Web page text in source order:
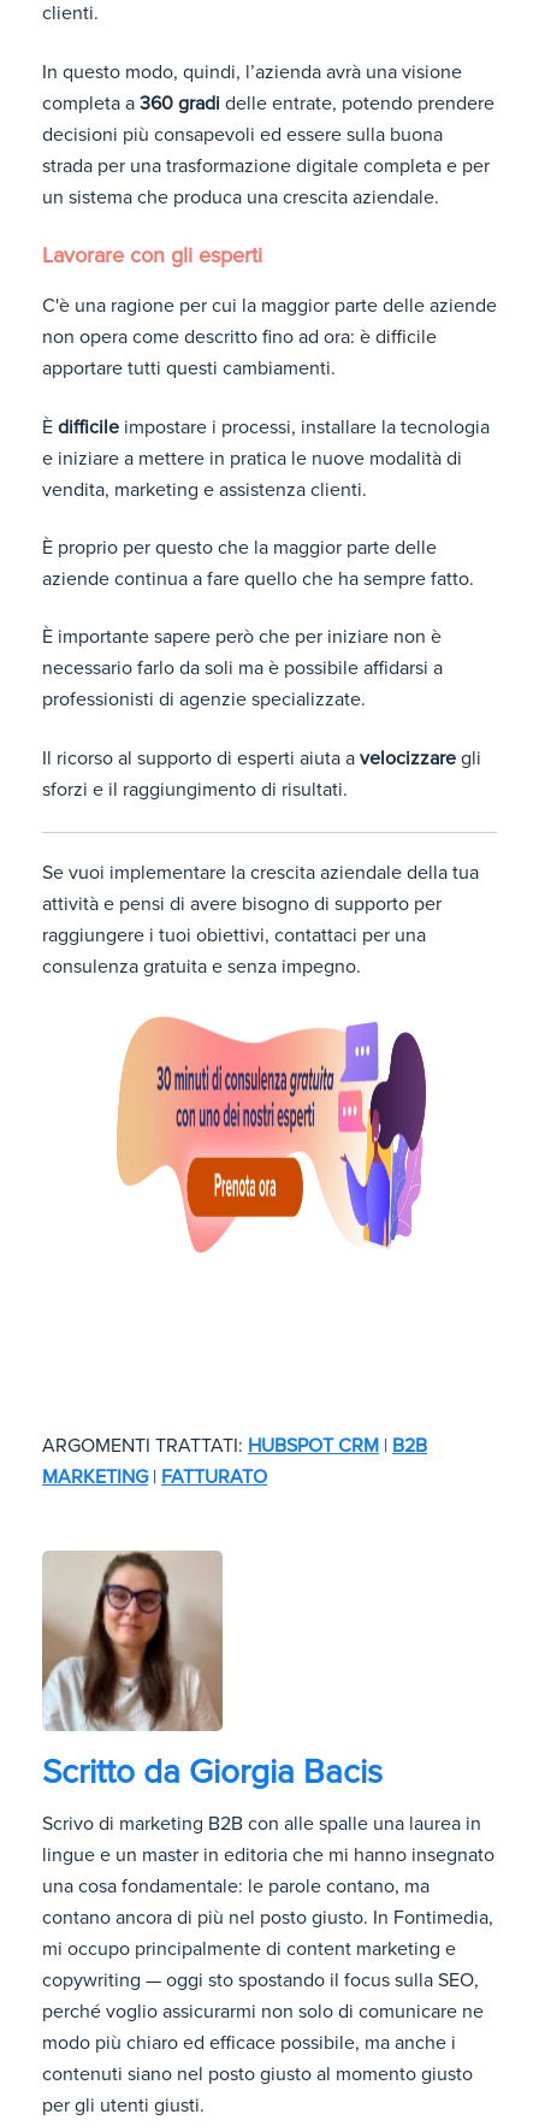
clienti.
In questo modo, quindi, l’azienda avrà una visione
completa a 360 gradi delle entrate, potendo prendere
decisioni più consapevoli ed essere sulla buona
strada per una trasformazione digitale completa e per
un sistema che produca una crescita aziendale.
Lavorare con gli esperti
C'è una ragione per cui la maggior parte delle aziende
non opera come descritto fino ad ora: è difficile
apportare tutti questi cambiamenti.
È difficile impostare i processi, installare la tecnologia
e iniziare a mettere in pratica le nuove modalità di
vendita, marketing e assistenza clienti.
È proprio per questo che la maggior parte delle
aziende continua a fare quello che ha sempre fatto.
È importante sapere però che per iniziare non è
necessario farlo da soli ma è possibile affidarsi a
professionisti di agenzie specializzate.
Il ricorso al supporto di esperti aiuta a velocizzare gli
sforzi e il raggiungimento di risultati.
Se vuoi implementare la crescita aziendale della tua
attività e pensi di avere bisogno di supporto per
raggiungere i tuoi obiettivi, contattaci per una
consulenza gratuita e senza impegno.
ARGOMENTI TRATTATI: HUBSPOT CRM | B2B
MARKETING | FATTURATO
Scritto da Giorgia Bacis
Scrivo di marketing B2B con alle spalle una laurea in
lingue e un master in editoria che mi hanno insegnato
una cosa fondamentale: le parole contano, ma
contano ancora di più nel posto giusto. In Fontimedia,
mi occupo principalmente di content marketing e
copywriting — oggi sto spostando il focus sulla SEO,
perché voglio assicurarmi non solo di comunicare ne
modo più chiaro ed efficace possibile, ma anche i
contenuti siano nel posto giusto al momento giusto
per gli utenti giusti.